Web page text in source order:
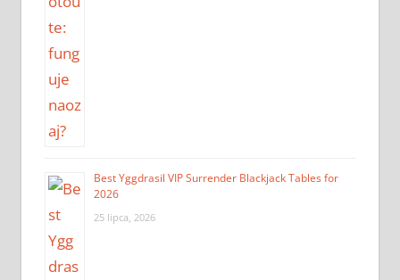
Best Yggdrasil VIP Surrender Blackjack Tables for
2026
25 lipca, 2026